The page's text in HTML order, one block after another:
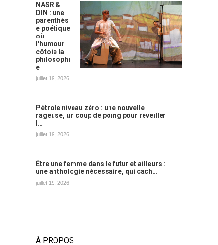
NASR &
DIN : une
parenthès
e poétique
où
l'humour
côtoie la
philosophi
e
juillet 19, 2026
Pétrole niveau zéro : une nouvelle
rageuse, un coup de poing pour réveiller
l…
juillet 19, 2026
Être une femme dans le futur et ailleurs :
une anthologie nécessaire, qui cach…
juillet 19, 2026
À PROPOS